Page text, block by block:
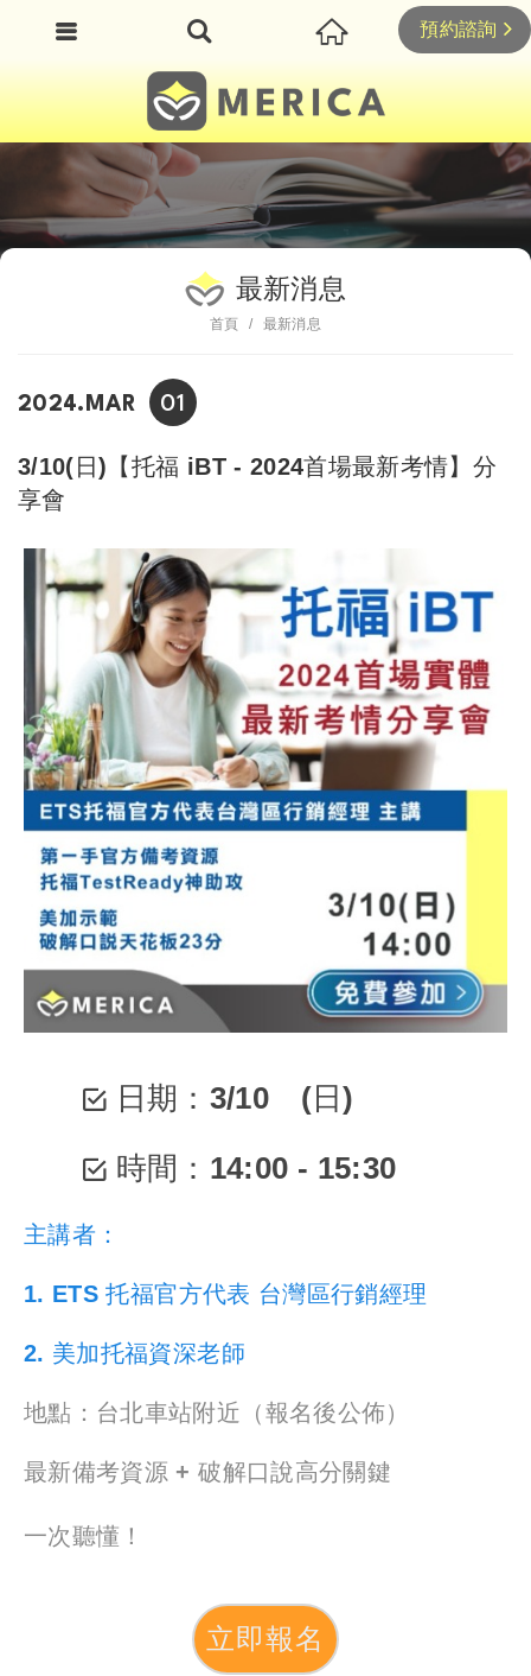
首頁 最新消息
最新消息
2024.MAR 01
3/10(日)【托福 iBT - 2024首場最新考情】分
享會
日期：3/10 (日)
時間：14:00 - 15:30
主講者：
1. ETS 托福官方代表 台灣區行銷經理
2. 美加托福資深老師
地點：台北車站附近（報名後公佈）
最新備考資源 + 破解口說高分關鍵
一次聽懂！
立即報名
預約諮詢